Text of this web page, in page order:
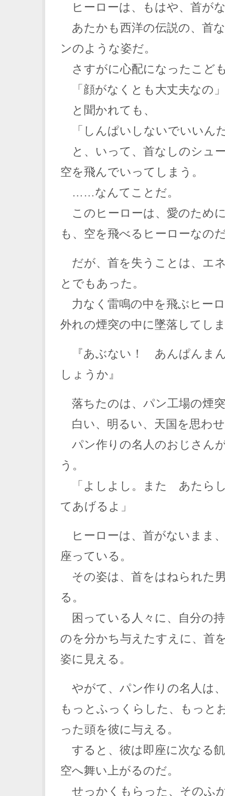
ヒーローは、もはや、首が
あたかも西洋の伝説の、首
ンのような姿だ。
さすがに心配になったこど
「顔がなくとも大丈夫なの」
と聞かれても、
「しんぱいしないでいいん
と、いって、首なしのシュ
空を飛んでいってしまう。
……なんてことだ。
このヒーローは、愛のため
も、空を飛べるヒーローなの
だが、首を失うことは、エ
とでもあった。
力なく雷鳴の中を飛ぶヒー
外れの煙突の中に墜落してし
『あぶない！ あんぱんま
しょうか』
落ちたのは、パン工場の煙
白い、明るい、天国を思わ
パン作りの名人のおじさん
う。
「よしよし。また あたら
てあげるよ」
ヒーローは、首がないまま
座っている。
その姿は、首をはねられた
る。
困っている人々に、自分の
のを分かち与えたすえに、首
姿に見える。
やがて、パン作りの名人は
もっとふっくらした、もっと
った頭を彼に与える。
すると、彼は即座に次なる
空へ舞い上がるのだ。
せっかくもらった、そのふ